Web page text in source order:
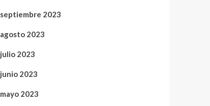
septiembre 2023
agosto 2023
julio 2023
junio 2023
mayo 2023